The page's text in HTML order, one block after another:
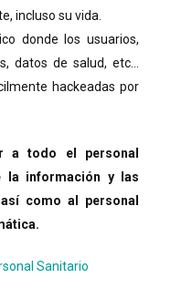
incluso su vida.
donde los usuarios,
datos de salud, etc…
hackeadas por
a todo el personal
la información y las
como al personal
Sanitario